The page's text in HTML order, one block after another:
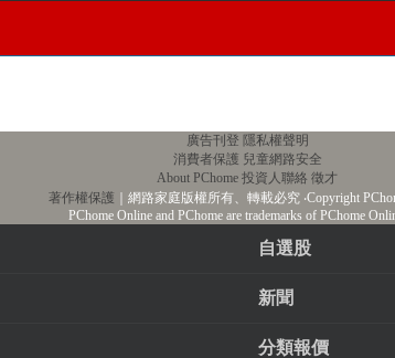
廣告刊登 隱私權聲明
消費者保護 兒童網路安全
About PChome 投資人聯絡 徵才
著作權保護 ｜網路家庭版權所有、轉載必究‧Copyright
PChome Online and PChome are trademarks of PChome
自選股
新聞
分類報價